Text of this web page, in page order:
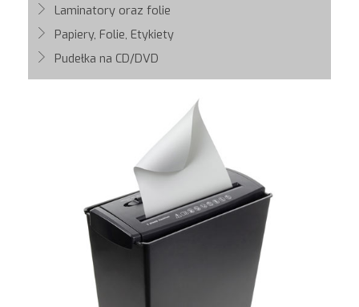
Laminatory oraz folie
Papiery, Folie, Etykiety
Pudełka na CD/DVD